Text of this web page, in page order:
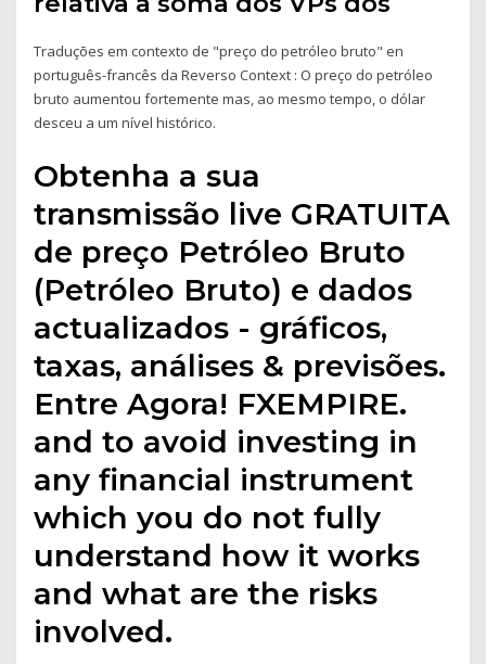
Traduções em contexto de "preço do petróleo bruto" en
português-francês da Reverso Context : O preço do petróleo
bruto aumentou fortemente mas, ao mesmo tempo, o dólar
desceu a um nível histórico.
Obtenha a sua
transmissão live GRATUITA
de preço Petróleo Bruto
(Petróleo Bruto) e dados
actualizados - gráficos,
taxas, análises & previsões.
Entre Agora! FXEMPIRE.
and to avoid investing in
any financial instrument
which you do not fully
understand how it works
and what are the risks
involved.